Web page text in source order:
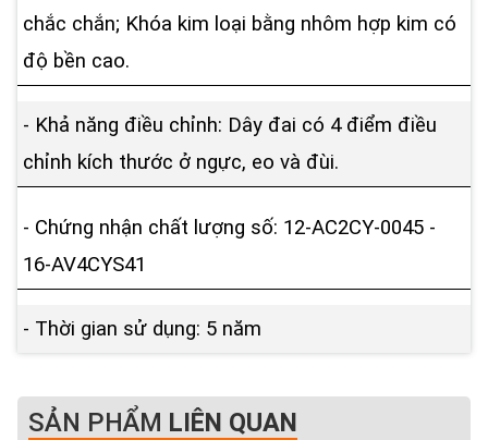
chắc chắn; Khóa kim loại bằng nhôm hợp kim có
độ bền cao.
- Khả năng điều chỉnh: Dây đai có 4 điểm điều
chỉnh kích thước ở ngực, eo và đùi.
- Chứng nhận chất lượng số: 12-AC2CY-0045 -
16-AV4CYS41
- Thời gian sử dụng: 5 năm
SẢN PHẨM LIÊN QUAN